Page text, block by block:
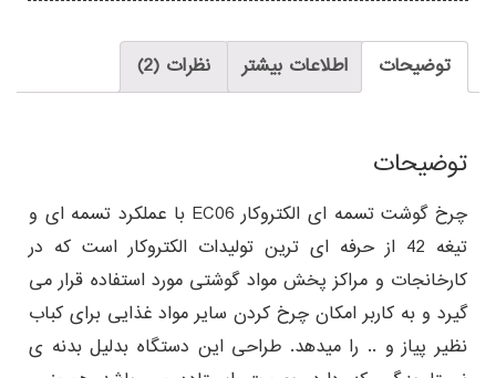
توضیحات اطلاعات بیشتر نظرات (2)
توضیحات
چرخ گوشت تسمه ای الکتروکار EC06 با عملکرد تسمه ای و
تیغه 42 از حرفه ای ترین تولیدات الکتروکار است که در
کارخانجات و مراکز پخش مواد گوشتی مورد استفاده قرار می
گیرد و به کاربر امکان چرخ کردن سایر مواد غذایی برای کباب
نظیر پیاز و .. را میدهد. طراحی این دستگاه بدلیل بدنه ی